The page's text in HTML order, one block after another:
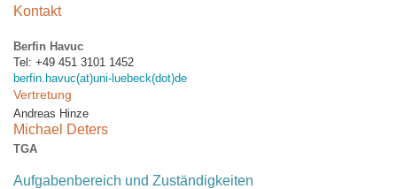
Kontakt
Berfin Havuc
Tel: +49 451 3101 1452
berfin.havuc(at)uni-luebeck(dot)de
Vertretung
Andreas Hinze
Michael Deters
TGA
Aufgabenbereich und Zuständigkeiten